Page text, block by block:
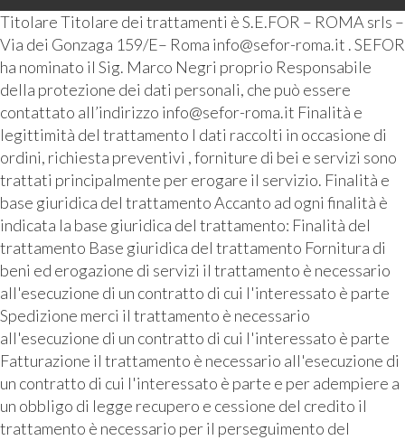
Titolare Titolare dei trattamenti è S.E.FOR – ROMA srls –
Via dei Gonzaga 159/E– Roma info@sefor-roma.it . SEFOR
ha nominato il Sig. Marco Negri proprio Responsabile
della protezione dei dati personali, che può essere
contattato all’indirizzo info@sefor-roma.it Finalità e
legittimità del trattamento I dati raccolti in occasione di
ordini, richiesta preventivi , forniture di bei e servizi sono
trattati principalmente per erogare il servizio. Finalità e
base giuridica del trattamento Accanto ad ogni finalità è
indicata la base giuridica del trattamento: Finalità del
trattamento Base giuridica del trattamento Fornitura di
beni ed erogazione di servizi il trattamento è necessario
all'esecuzione di un contratto di cui l'interessato è parte
Spedizione merci il trattamento è necessario
all'esecuzione di un contratto di cui l'interessato è parte
Fatturazione il trattamento è necessario all'esecuzione di
un contratto di cui l'interessato è parte e per adempiere a
un obbligo di legge recupero e cessione del credito il
trattamento è necessario per il perseguimento del